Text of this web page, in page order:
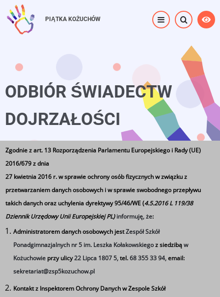
Przejdź
do
treści
PIĄTKA KOŻUCHÓW
ODBIÓR ŚWIADECTW
DOJRZAŁOŚCI
Strona główna ⟶ ODBIÓR ŚWIADECTW DOJRZAŁOŚCI
Szanowni Absolwenci!
Informujemy, że w dniu 08.07.2025 (wtorek) w
sekretariacie szkoły od godziny 12:00 będą wydawane
świadectwa dojrzałości.
Zgodnie z art. 13 Rozporządzenia Parlamentu Europejskiego i Rady (UE)
2016/679 z dnia
27 kwietnia 2016 r. w sprawie ochrony osób fizycznych w związku z
przetwarzaniem danych osobowych i w sprawie swobodnego przepływu
takich danych oraz uchylenia dyrektywy 95/46/WE (4.5.2016 L 119/38
Dziennik Urzędowy Unii Europejskiej PL)informuję, że:
Administratorem danych osobowych jestZespół Szkół
Ponadgimnazjalnych nr 5 im. Leszka Kołakowskiegoz siedzibąw
Kożuchowie przy ulicy22 Lipca 1807 5,tel.68 355 33 94,email:
sekretariat@zsp5kozuchow.pl
Kontakt z Inspektorem Ochrony Danych w Zespole Szkół